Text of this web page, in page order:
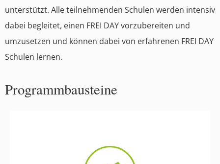
unterstützt. Alle teilnehmenden Schulen werden intensiv
dabei begleitet, einen FREI DAY vorzubereiten und
umzusetzen und können dabei von erfahrenen FREI DAY
Schulen lernen.
Programmbausteine